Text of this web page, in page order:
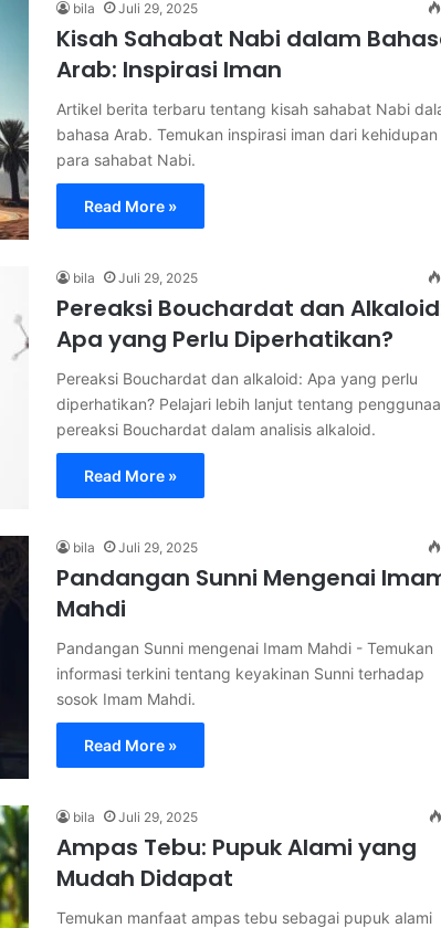
bila Juli 29, 2025
Kisah Sahabat Nabi dalam
Arab: Inspirasi Iman
Artikel berita terbaru tentang kisah sahabat Nabi
bahasa Arab. Temukan inspirasi iman dari kehidupan
para sahabat Nabi.
Read More »
bila Juli 29, 2025
Pereaksi Bouchardat dan
Apa yang Perlu Diperhatikan?
Pereaksi Bouchardat dan alkaloid: Apa yang perlu
diperhatikan? Pelajari lebih lanjut tentang
pereaksi Bouchardat dalam analisis alkaloid.
Read More »
bila Juli 29, 2025
Pandangan Sunni Mengenai
Mahdi
Pandangan Sunni mengenai Imam Mahdi - Temukan
informasi terkini tentang keyakinan Sunni terhadap
sosok Imam Mahdi.
Read More »
bila Juli 29, 2025
Ampas Tebu: Pupuk Alami yang
Mudah Didapat
Temukan manfaat ampas tebu sebagai pupuk alami